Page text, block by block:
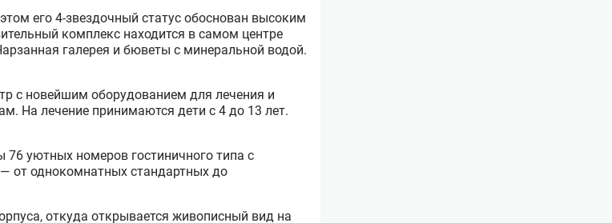
его 4-звездочный статус обоснован высоким
комплекс находится в самом центре
галерея и бюветы с минеральной водой.
с новейшим оборудованием для лечения и
На лечение принимаются дети с 4 до 13 лет.
76 уютных номеров гостиничного типа с
от однокомнатных стандартных до
откуда открывается живописный вид на